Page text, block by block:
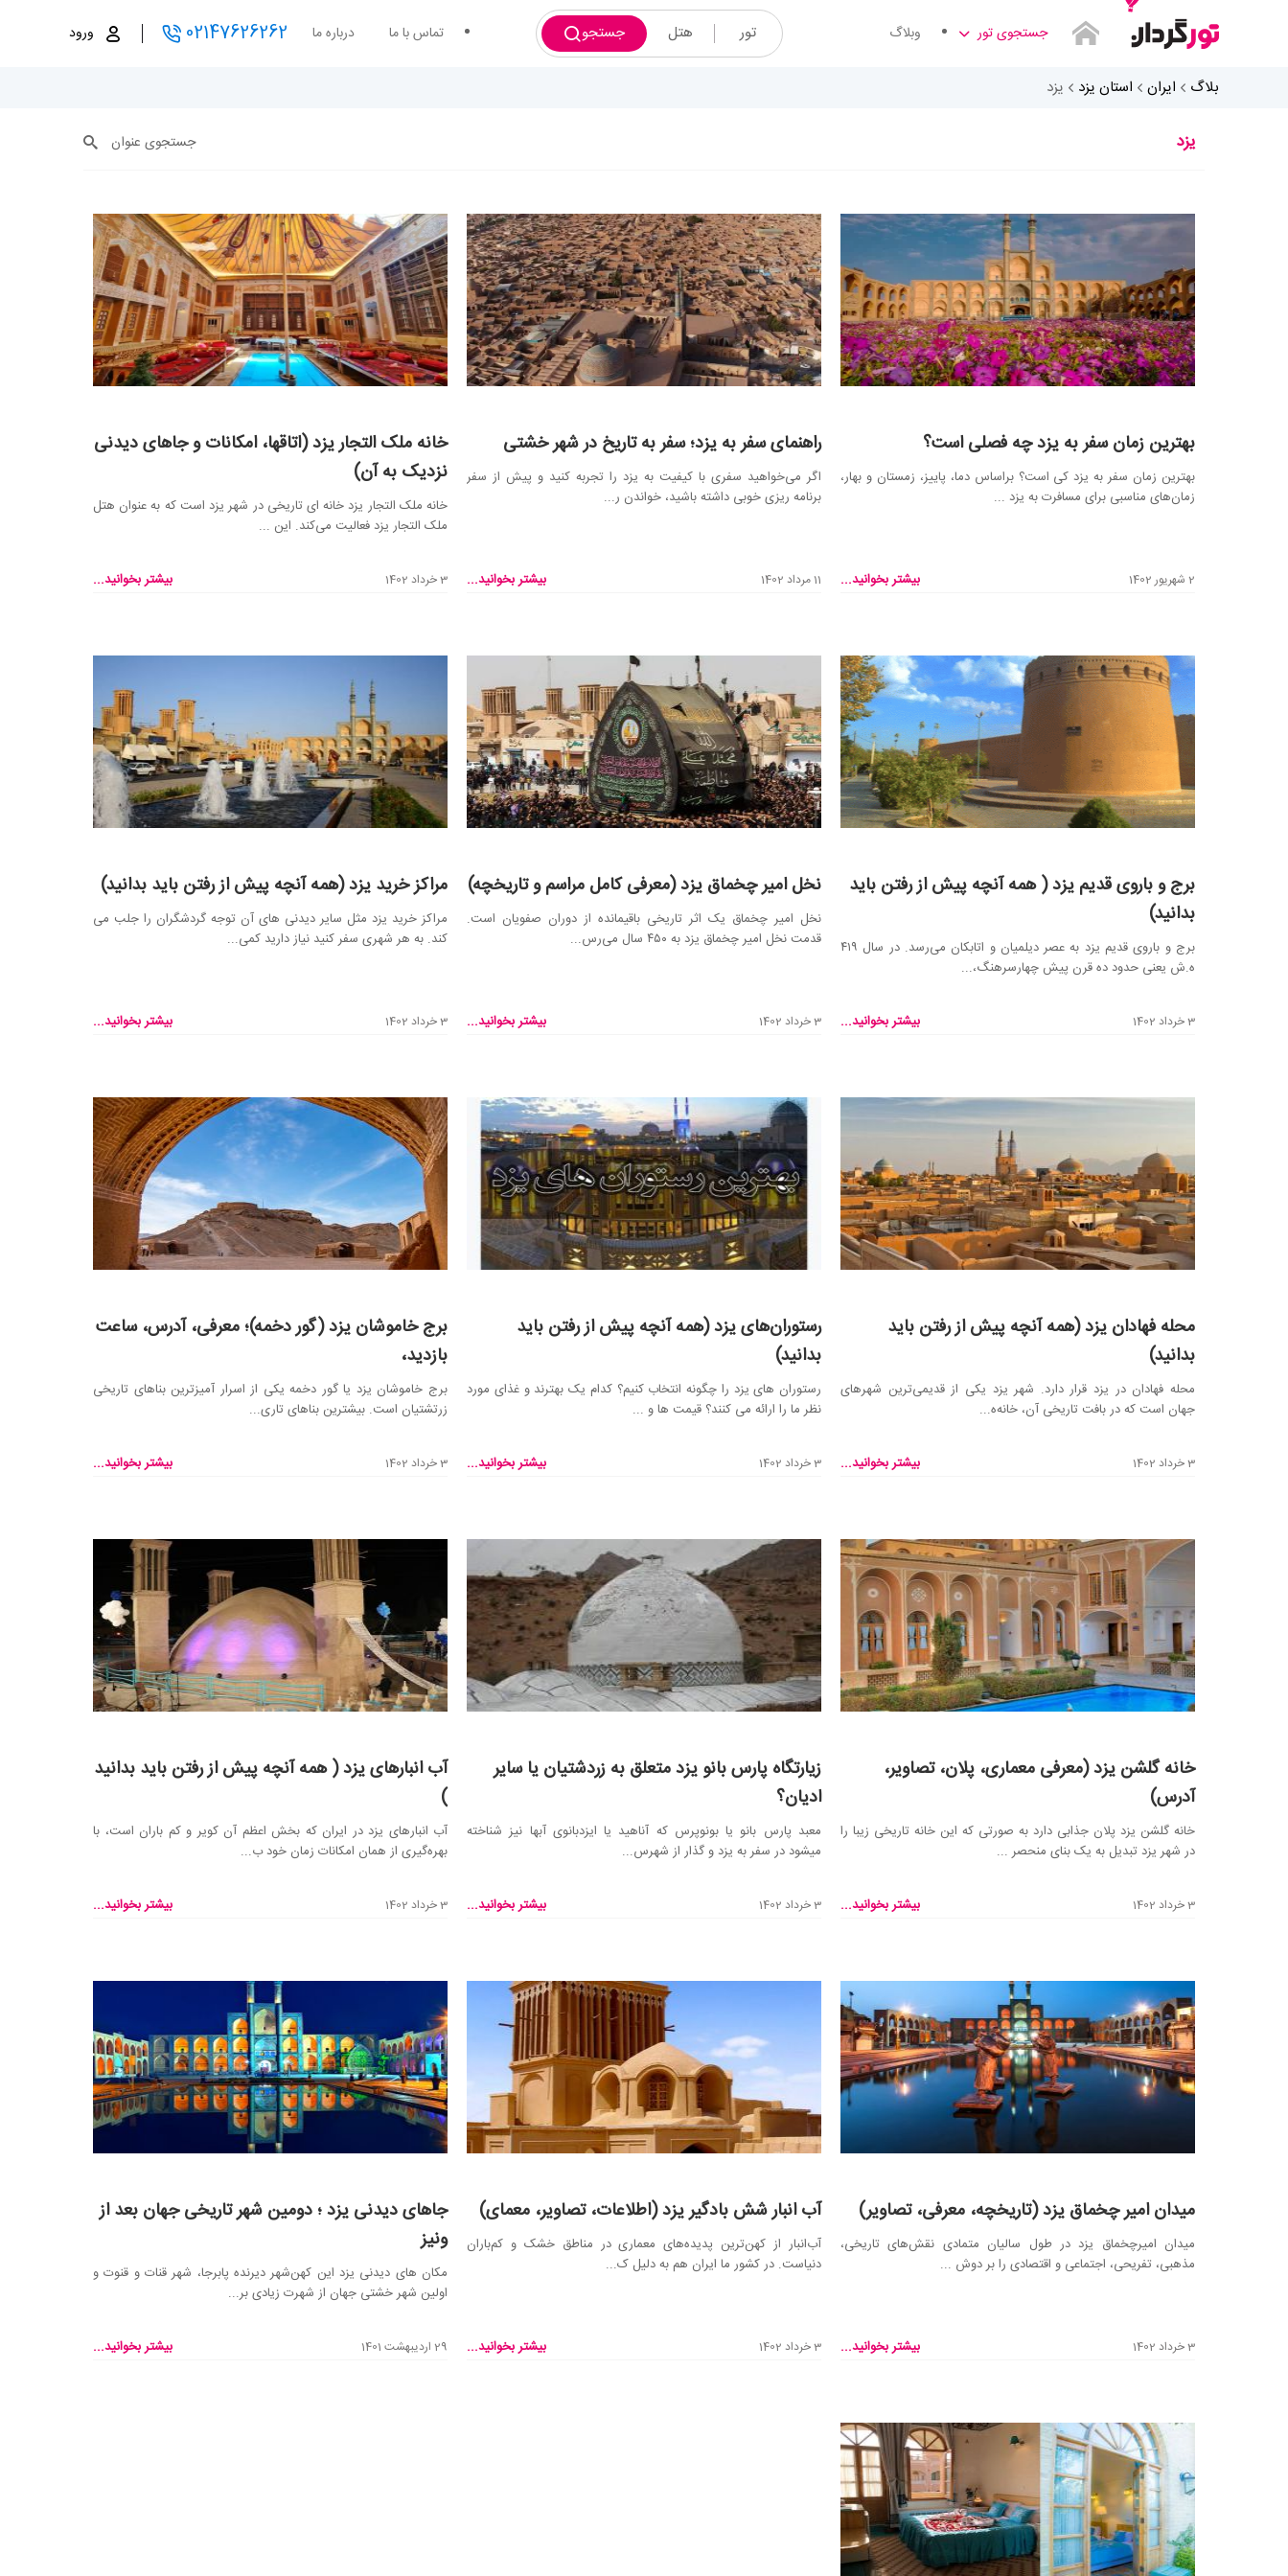
جستجوی تور وبلاگ تور هتل جستجو تماس با ما درباره ما 02147626262 ورود
بلاگ ایران استان یزد یزد
یزد جستجوی عنوان
بهترین زمان سفر به یزد چه فصلی است؟
بهترین زمان سفر به یزد کی است؟ براساس دما، پاییز، زمستان و بهار،
زمان‌های مناسبی برای مسافرت به یزد ...
2 شهریور 1402 بیشتر بخوانید...
راهنمای سفر به یزد؛ سفر به تاریخ در شهر خشتی
اگر می‌خواهید سفری با کیفیت به یزد را تجربه کنید و پیش از سفر
برنامه ریزی خوبی داشته باشید، خواندن ر...
11 مرداد 1402 بیشتر بخوانید...
خانه ملک التجار یزد (اتاقها، امکانات و جاهای دیدنی
نزدیک به آن)
خانه ملک التجار یزد خانه ای تاریخی در شهر یزد است که به عنوان هتل
ملک التجار یزد فعالیت می‌کند. این ...
3 خرداد 1402 بیشتر بخوانید...
برج و باروی قدیم یزد ( همه آنچه پیش از رفتن باید
بدانید)
برج و باروی قدیم یزد به عصر دیلمیان و اتابکان می‌رسد. در سال ۴۱۹
ه.ش یعنی حدود ده قرن پیش چهارسرهنگ،...
3 خرداد 1402 بیشتر بخوانید...
نخل امیر چخماق یزد (معرفی کامل مراسم و تاریخچه)
نخل امیر چخماق یک اثر تاریخی باقیمانده از دوران صفویان است.
قدمت نخل امیر چخماق یزد به ۴۵۰ سال می‌رس...
3 خرداد 1402 بیشتر بخوانید...
مراکز خرید یزد (همه آنچه پیش از رفتن باید بدانید)
مراکز خرید یزد مثل سایر دیدنی های آن توجه گردشگران را جلب می
کند. به هر شهری سفر کنید نیاز دارید کمی...
3 خرداد 1402 بیشتر بخوانید...
محله فهادان یزد (همه آنچه پیش از رفتن باید
بدانید)
محله فهادان در یزد قرار دارد. شهر یزد یکی از قدیمی‌ترین شهرهای
جهان است که در بافت تاریخی آن، خانه‌ه...
3 خرداد 1402 بیشتر بخوانید...
رستوران‌های یزد (همه آنچه پیش از رفتن باید
بدانید)
رستوران های یزد را چگونه انتخاب کنیم؟ کدام یک بهترند و غذای مورد
نظر ما را ارائه می کنند؟ قیمت ها و ...
3 خرداد 1402 بیشتر بخوانید...
برج خاموشان یزد (گور دخمه)؛ معرفی، آدرس، ساعت
بازدید،
برج خاموشان یزد یا گور دخمه یکی از اسرار آمیز‌ترین بنا‌های تاریخی
زرتشتیان است. بیشترین بنا‌های تاری...
3 خرداد 1402 بیشتر بخوانید...
خانه گلشن یزد (معرفی معماری، پلان، تصاویر،
آدرس)
خانه گلشن یزد پلان جذابی دارد به صورتی که این خانه تاریخی زیبا را
در شهر یزد تبدیل به یک بنای منحصر ...
3 خرداد 1402 بیشتر بخوانید...
زیارتگاه پارس بانو یزد متعلق به زردشتیان یا سایر
ادیان؟
معبد پارس ‌بانو یا بونوپرس که آناهید یا ایزدبانوی آبها نیز شناخته
میشود در سفر به یزد و گذار از شهرس...
3 خرداد 1402 بیشتر بخوانید...
آب انبارهای یزد ( همه آنچه پیش از رفتن باید بدانید
)
آب انبارهای یزد در ایران که بخش اعظم آن کویر و کم باران است، با
بهره‌گیری از همان امکانات زمان خود ب...
3 خرداد 1402 بیشتر بخوانید...
میدان امیر چخماق یزد (تاریخچه، معرفی، تصاویر)
میدان امیرچخماق یزد در طول سالیان متمادی نقش‌های تاریخی،
مذهبی، تفریحی، اجتماعی و اقتصادی را بر دوش ...
3 خرداد 1402 بیشتر بخوانید...
آب انبار شش بادگیر یزد (اطلاعات، تصاویر، معمای)
آب‌انبار از کهن‌ترین پدید‌ه‌های معماری در مناطق خشک و کم‌باران
دنیاست. در کشور ما ایران هم به دلیل ک...
3 خرداد 1402 بیشتر بخوانید...
جاهای دیدنی یزد ؛ دومین شهر تاریخی جهان بعد از
ونیز
مکان های دیدنی یزد این کهن‌شهر دیرنده پابرجا، شهر قنات و قنوت و
اولین شهر خشتی جهان از شهرت زیادی بر...
29 اردیبهشت 1401 بیشتر بخوانید...